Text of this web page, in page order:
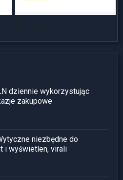
dziennie wykorzystując
zakupowe
niezbędne do
i wyświetlen, virali